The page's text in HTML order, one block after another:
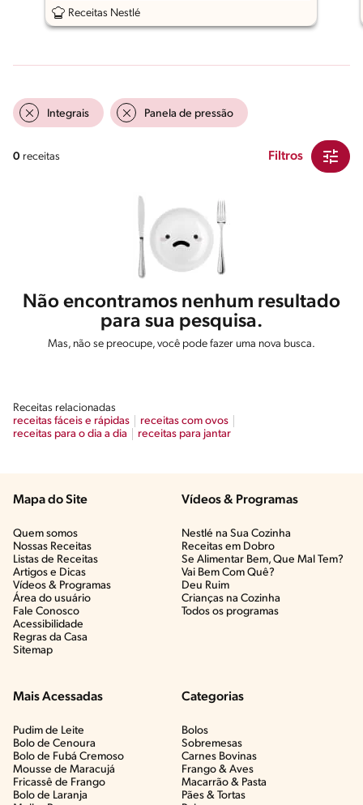
Receitas Nestlé
Integrais Panela de pressão
0 receitas Filtros
Não encontramos nenhum resultado
para sua pesquisa.
Mas, não se preocupe, você pode fazer uma nova busca.
Receitas relacionadas
receitas fáceis e rápidas
receitas com ovos
receitas para o dia a dia
receitas para jantar
Mapa do Site
Quem somos
Nossas Receitas
Listas de Receitas​
Artigos e Dicas​
Vídeos & Programas​
Área do usuário
Fale Conosco
Acessibilidade
Regras da Casa
Sitemap
Vídeos & Programas​
Nestlé na Sua Cozinha
Receitas em Dobro
Se Alimentar Bem, Que Mal Tem?​
Vai Bem Com Quê?​
Deu Ruim​
Crianças na Cozinha​
Todos os programas
Mais Acessadas
Pudim de Leite
Bolo de Cenoura
Bolo de Fubá Cremoso
Mousse de Maracujá
Fricassê de Frango
Bolo de Laranja
Categorias
Bolos
Sobremesas
Carnes Bovinas​
Frango & Aves​
Macarrão & Pasta​
Pães & Tortas​